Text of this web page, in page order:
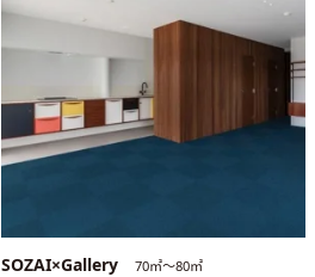
SOZAI×Gallery 70㎡〜80㎡